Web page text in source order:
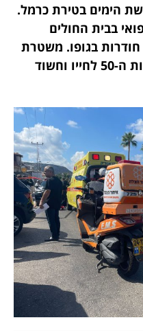
הימים בטירת כרמל.
בבית החולים
בגופו. משטרת
טירת כרמל עצרה חשוד בשנות ה-50 לחייו וחשוד